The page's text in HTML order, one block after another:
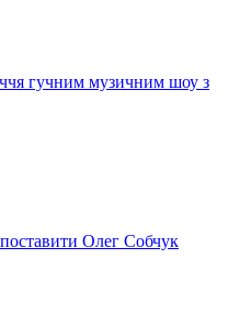
гучним музичним шоу з
Олег Собчук